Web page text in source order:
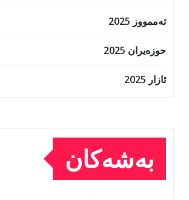
تەممووز 2025
حوزه‌یران 2025
ئازار 2025
بەشەکان